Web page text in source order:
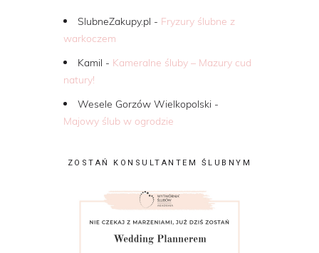
SlubneZakupy.pl - Fryzury ślubne z
warkoczem
Kamil - Kameralne śluby – Mazury cud
natury!
Wesele Gorzów Wielkopolski -
Majowy ślub w ogrodzie
ZOSTAŃ KONSULTANTEM ŚLUBNYM